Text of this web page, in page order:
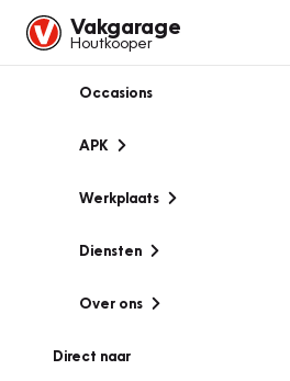
Vakgarage
Houtkooper
Occasions
APK
Werkplaats
Diensten
Over ons
Direct naar